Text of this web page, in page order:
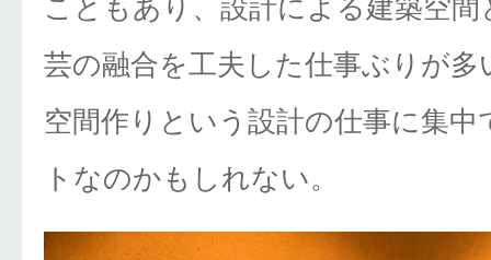
こともあり、設計による建築空間
芸の融合を工夫した仕事ぶりが多
空間作りという設計の仕事に集
トなのかもしれない。